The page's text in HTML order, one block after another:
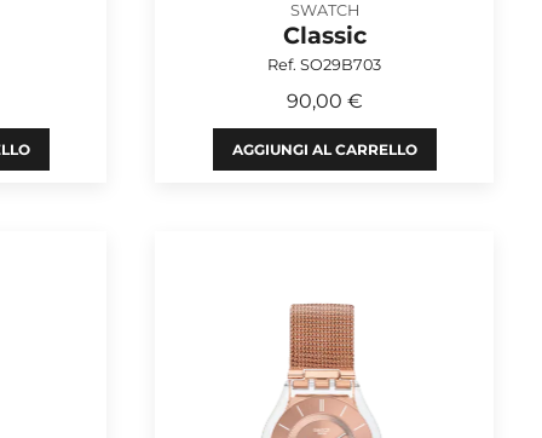
SWATCH
Classic
Ref. SO29B703
90,00 €
AGGIUNGI AL CARRELLO